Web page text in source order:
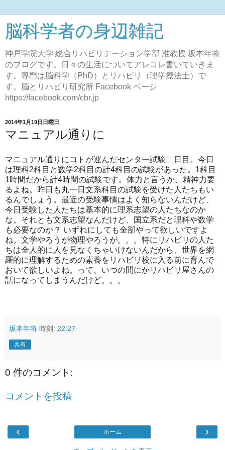
脳科学者の身辺雑記
神戸学院大学 総合リハビリテーション学部 准教授 坂本年将
のブログです。日々の生活についてアレコレ書いていきま
す。専門は脳科学（PhD）とリハビリ（理学療法士）で
す。脳とリハビリ研究所 Facebook ページ
https://facebook.com/cbr.jp
2014年1月19日日曜日
マニュアル通りに
マニュアル通りにコトが運んだセンター試験二日目。今日
は理科2科目と数学2科目の計4科目の試験があった。1科目
1時間だから計4時間の試験です。体力と言うか、精神力要
るよね。昨日も丸一日文系科目の試験を受けた人たちもい
るんでしょう。最近の受験事情はよく知らないんだけど、
今日受験した人たちは基本的に理系志望の人たちなのか
な。それとも文系志望なんだけど、国立系だと理科や数学
も必要なのか？ いずれにしても全部やって欲しいですよ
ね。文学やろうが物理やろうが。。。特にリハビリの人た
ちは全人的に人を見なくちゃいけないんだから、世界を網
羅的に理解するための素養をリハビリ校に入る前に育んで
おいて欲しいよね。って、いつの間にかリハビリ屋さんの
話になってしまうんだけど。。。
坂本年将 時刻: 22:27
共有
0 件のコメント:
コメントを投稿
‹ ›
ホーム